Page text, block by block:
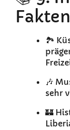
Fakten
🏞️
🎶
sehr
🏰